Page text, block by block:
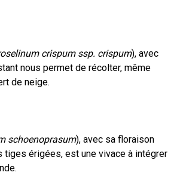
crispum ssp. crispum), avec
nous permet de récolter, même
de neige.
schoenoprasum), avec sa floraison
tiges érigées, est une vivace à intégrer